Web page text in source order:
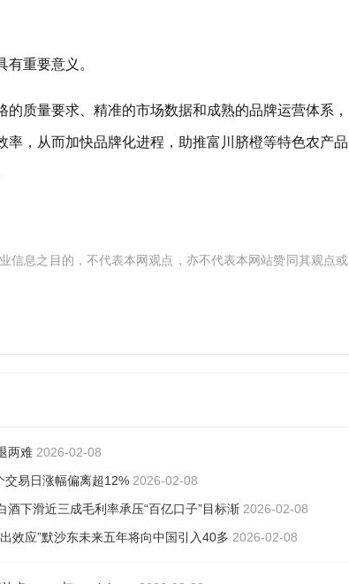
重要意义。
质量要求、精准的市场数据和成熟的品牌运营体系，
，从而加快品牌化进程，助推富川脐橙等特色农产品
信息之目的，不代表本网观点，亦不代表本网站赞同其观点或
两难 2026-02-08
交易日涨幅偏离超12% 2026-02-08
酒下滑近三成毛利率承压“百亿口子”目标渐 2026-02-08
效应”默沙东未来五年将向中国引入40多 2026-02-08